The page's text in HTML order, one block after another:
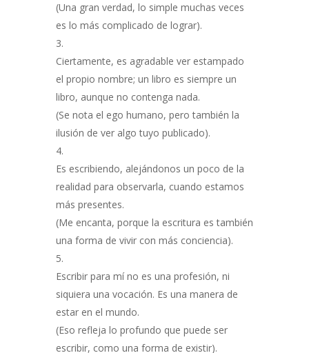
(Una gran verdad, lo simple muchas veces
es lo más complicado de lograr).
Ciertamente, es agradable ver estampado
el propio nombre; un libro es siempre un
libro, aunque no contenga nada.
(Se nota el ego humano, pero también la
ilusión de ver algo tuyo publicado).
Es escribiendo, alejándonos un poco de la
realidad para observarla, cuando estamos
más presentes.
(Me encanta, porque la escritura es también
una forma de vivir con más conciencia).
Escribir para mí no es una profesión, ni
siquiera una vocación. Es una manera de
estar en el mundo.
(Eso refleja lo profundo que puede ser
escribir, como una forma de existir).